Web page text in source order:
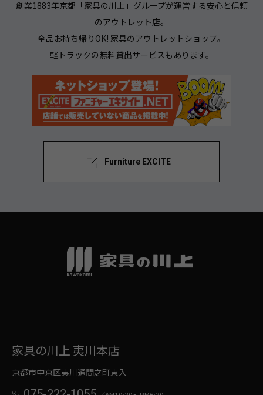
創業1883年京都「家具の川上」グループが運営する安心と信頼
のアウトレット店。
全品お持ち帰りOK! 家具のアウトレットショップ。
軽トラックの無料貸出サービスもあります。
Furniture EXCITE
家具の川上 夷川本店
京都市中京区夷川通間之町東入